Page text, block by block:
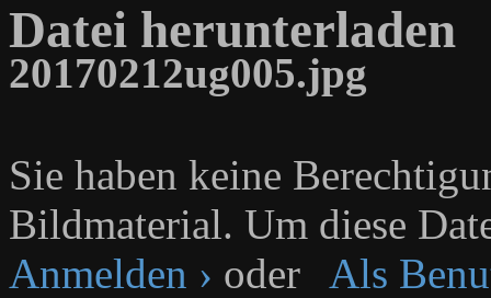
Datei herunterladen
20170212ug005.jpg
Sie haben keine
Bildmaterial. Um diese
Anmelden › oder Als